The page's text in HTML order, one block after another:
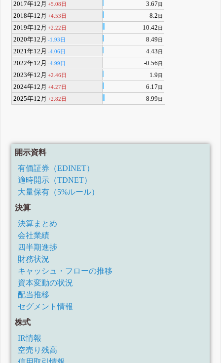
2017年12月 +5.08日 3.67 日
2018年12月 +4.53日 8.2 日
2019年12月 +2.22日 10.42 日
2020年12月 -1.93日 8.49 日
2021年12月 -4.06日 4.43 日
2022年12月 -4.99日 -0.56 日
2023年12月 +2.46日 1.9 日
2024年12月 +4.27日 6.17 日
2025年12月 +2.82日 8.99 日
開示資料
有価証券（EDINET）
適時開示（TDNET）
大量保有（5%ルール）
決算
決算まとめ
会社業績
四半期進捗
財務状況
キャッシュ・フローの推移
資本変動の状況
配当推移
セグメント情報
株式
IR情報
空売り残高